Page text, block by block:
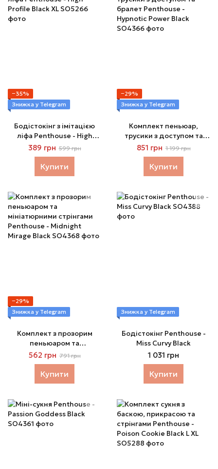
−35%
Знижка у Telegram
Бодістокінг з імітацією
ліфа Penthouse - High
Profile Black XL
389 грн 599 грн
Купити
−29%
Знижка у Telegram
Комплект пеньюар,
трусики з доступом та
бралет Penthouse -
Hypnotic Power Black
851 грн 1 199 грн
Купити
−29%
Знижка у Telegram
Комплект з прозорим
пеньюаром та
мініатюрними стрінгами
Penthouse - Midnight
Mirage Black
562 грн 791 грн
Купити
Знижка у Telegram
Бодістокінг Penthouse -
Miss Curvy Black
1 031 грн
Купити